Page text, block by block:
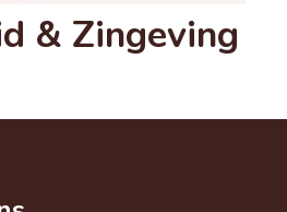
& Zingeving